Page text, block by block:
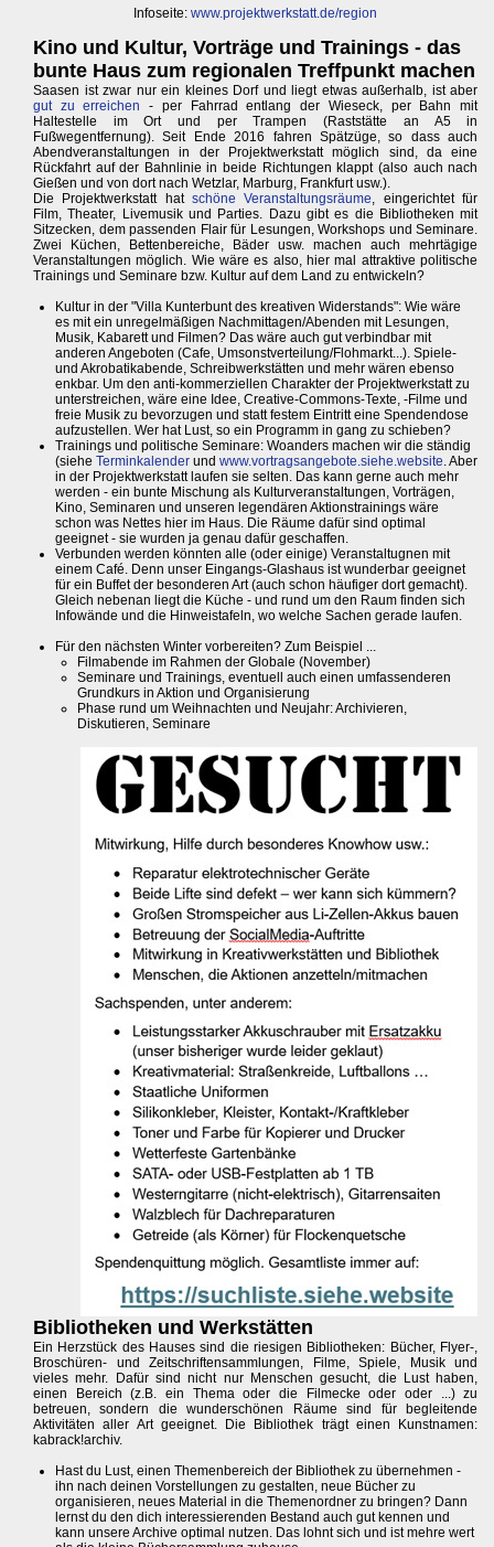
Infoseite:www.projektwerkstatt.de/region
Kino und Kultur, Vorträge und Trainings - das
bunte Haus zum regionalen Treffpunkt machen
Saasen ist zwar nur ein kleines Dorf und liegt etwas außerhalb, ist aber
gut zu erreichen
- per Fahrrad entlang der Wieseck, per Bahn mit
Haltestelle im Ort und per Trampen (Raststätte an A5 in
Fußwegentfernung). Seit Ende 2016 fahren Spätzüge, so dass auch
Abendveranstaltungen in der Projektwerkstatt möglich sind, da eine
Rückfahrt auf der Bahnlinie in beide Richtungen klappt (also auch nach
Gießen und von dort nach Wetzlar, Marburg, Frankfurt usw.).
Die Projektwerkstatt hatschöne Veranstaltungsräume, eingerichtet für
Film, Theater, Livemusik und Parties. Dazu gibt es die Bibliotheken mit
Sitzecken, dem passenden Flair für Lesungen, Workshops und Seminare.
Zwei Küchen, Bettenbereiche, Bäder usw. machen auch mehrtägige
Veranstaltungen möglich. Wie wäre es also, hier mal attraktive politische
Trainings und Seminare bzw. Kultur auf dem Land zu entwickeln?
Kultur in der "Villa Kunterbunt des kreativen Widerstands": Wie wäre
es mit ein unregelmäßigen Nachmittagen/Abenden mit Lesungen,
Musik, Kabarett und Filmen? Das wäre auch gut verbindbar mit
anderen Angeboten (Cafe, Umsonstverteilung/Flohmarkt...). Spiele-
und Akrobatikabende, Schreibwerkstätten und mehr wären ebenso
enkbar. Um den anti-kommerziellen Charakter der Projektwerkstatt zu
unterstreichen, wäre eine Idee, Creative-Commons-Texte, -Filme und
freie Musik zu bevorzugen und statt festem Eintritt eine Spendendose
aufzustellen. Wer hat Lust, so ein Programm in gang zu schieben?
Trainings und politische Seminare: Woanders machen wir die ständig
(siehe Terminkalender und www.vortragsangebote.siehe.website. Aber
in der Projektwerkstatt laufen sie selten. Das kann gerne auch mehr
werden - ein bunte Mischung als Kulturveranstaltungen, Vorträgen,
Kino, Seminaren und unseren legendären Aktionstrainings wäre
schon was Nettes hier im Haus. Die Räume dafür sind optimal
geeignet - sie wurden ja genau dafür geschaffen.
Verbunden werden könnten alle (oder einige) Veranstaltugnen mit
einem Café. Denn unser Eingangs-Glashaus ist wunderbar geeignet
für ein Buffet der besonderen Art (auch schon häufiger dort gemacht).
Gleich nebenan liegt die Küche - und rund um den Raum finden sich
Infowände und die Hinweistafeln, wo welche Sachen gerade laufen.
Für den nächsten Winter vorbereiten? Zum Beispiel ...
Filmabende im Rahmen der Globale (November)
Seminare und Trainings, eventuell auch einen umfassenderen
Grundkurs in Aktion und Organisierung
Phase rund um Weihnachten und Neujahr: Archivieren,
Diskutieren, Seminare
Bibliotheken und Werkstätten
Ein Herzstück des Hauses sind die riesigen Bibliotheken: Bücher, Flyer-,
Broschüren- und Zeitschriftensammlungen, Filme, Spiele, Musik und
vieles mehr. Dafür sind nicht nur Menschen gesucht, die Lust haben,
einen Bereich (z.B. ein Thema oder die Filmecke oder oder ...) zu
betreuen, sondern die wunderschönen Räume sind für begleitende
Aktivitäten aller Art geeignet. Die Bibliothek trägt einen Kunstnamen:
kabrack!archiv.
Hast du Lust, einen Themenbereich der Bibliothek zu übernehmen -
ihn nach deinen Vorstellungen zu gestalten, neue Bücher zu
organisieren, neues Material in die Themenordner zu bringen? Dann
lernst du den dich interessierenden Bestand auch gut kennen und
kann unsere Archive optimal nutzen. Das lohnt sich und ist mehre wert